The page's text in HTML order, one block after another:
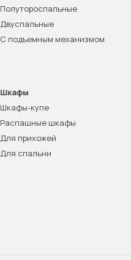
Полутороспальные
Двуспальные
С подъемным механизмом
Шкафы
Шкафы-купе
Распашные шкафы
Для прихожей
Для спальни